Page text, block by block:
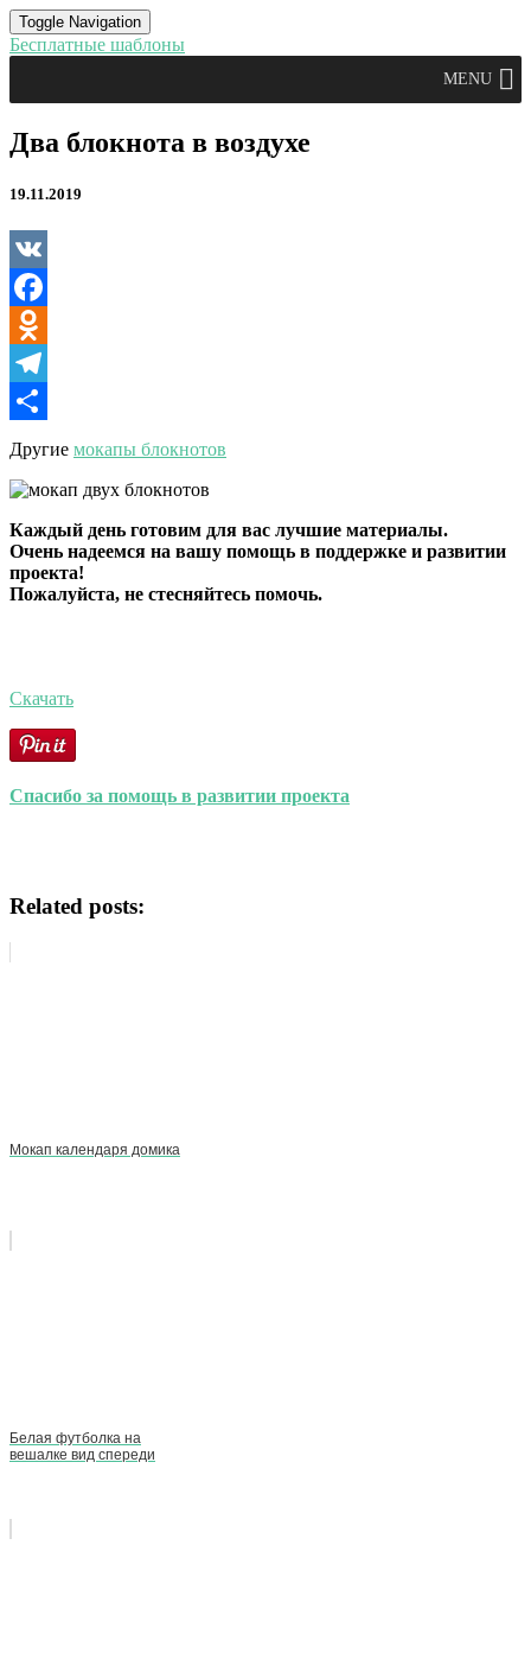
Toggle Navigation
Бесплатные шаблоны
MENU
Два
блокнота
воздухе
Два блокнота в воздухе
19.11.2019
VK
Facebook
Odnoklassniki
Telegram
Отправить
Другие мокапы блокнотов
Каждый день готовим для вас лучшие материалы.
Очень надеемся на вашу помощь в поддержке и развитии
проекта!
Пожалуйста, не стесняйтесь помочь.
Скачать
Спасибо за помощь в развитии проекта
Related posts:
Мокап календаря домика
Белая футболка на
вешалке вид спереди